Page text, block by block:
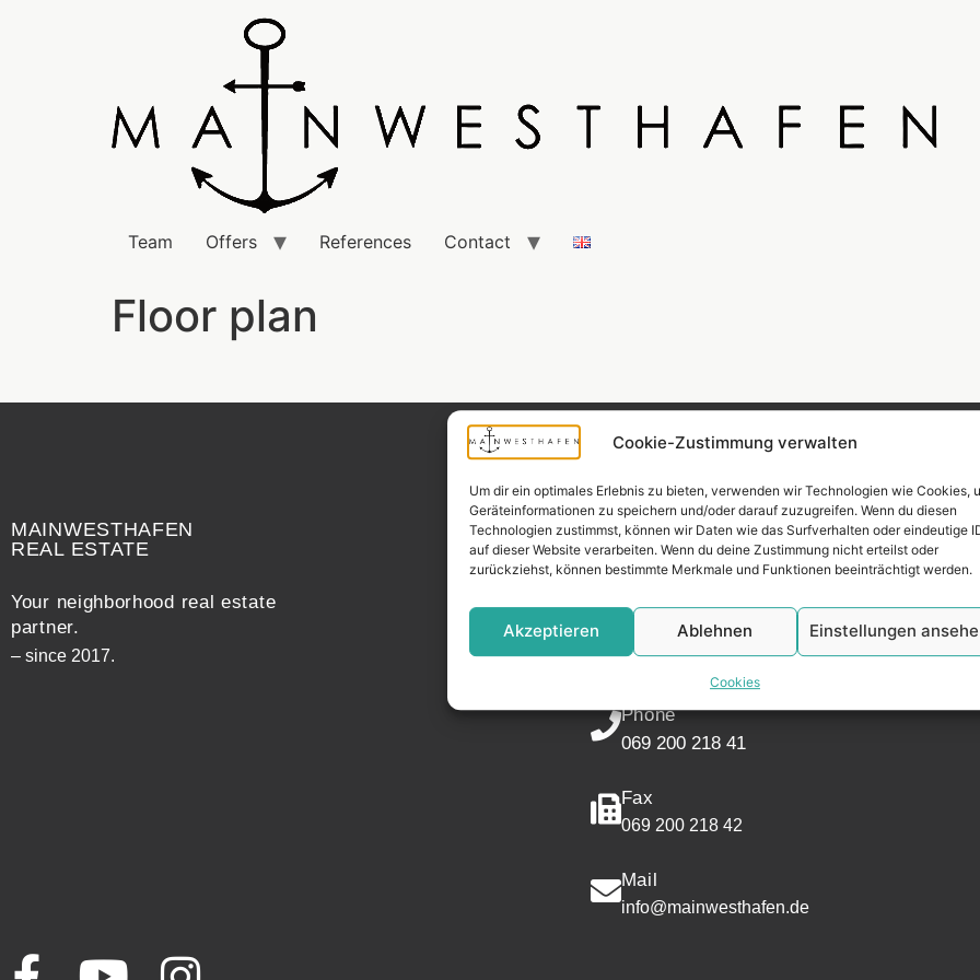
Cookie-Zustimmung verwalten
Um dir ein optimales Erlebnis zu bieten, verwenden wir Technologien wie Cookies,
Geräteinformationen zu speichern und/oder darauf zuzugreifen. Wenn du diesen
Technologien zustimmst, können wir Daten wie das Surfverhalten oder eindeutige
auf dieser Website verarbeiten. Wenn du deine Zustimmung nicht erteilst oder
zurückziehst, können bestimmte Merkmale und Funktionen beeinträchtigt werden.
Akzeptieren Ablehnen Einstellungen
Cookies
Team Offers References Contact
Floor plan
MAINWESTHAFEN
REAL ESTATE
Your neighborhood real estate
partner.
– since 2017.
CONTACT
Address
Mainwesthafen Immobilien
Speicherstraße 5
60327 Frankfurt
Phone
069 200 218 41
Fax
069 200 218 42
Mail
info@mainwesthafen.de